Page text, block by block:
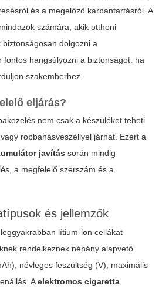
és a megelőző karbantartásról. A
számára, akik otthoni
dolgozni a
fontos hangsúlyozni a biztonságot: ha
szakemberhez.
eljárás?
nem csak a készüléket teheti
robbanásveszéllyel járhat. Ezért a
javítás során mindig
a megfelelő szerszám és a
és jellemzők
lítium-ion cellákat
rendelkeznek néhány alapvető
névleges feszültség (V), maximális
Aelektromos cigaretta